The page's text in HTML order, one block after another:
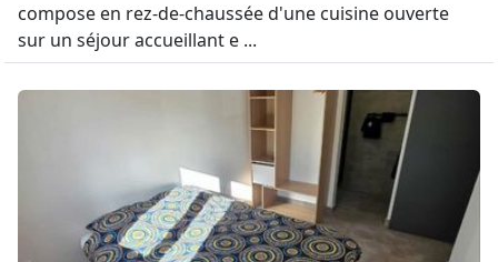
compose en rez-de-chaussée d'une cuisine ouverte
sur un séjour accueillant e ...